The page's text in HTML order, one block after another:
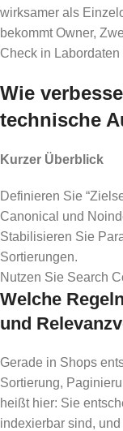
wirksamer als
bekommt Owner,
Check in
Wie
technische
Kurzer Überblick
Definieren Sie
Canonical und
Stabilisieren Sie
Sortierungen.
Nutzen Sie Search
Welche
und
Gerade in Shops
Sortierung,
heißt hier: Sie
indexierbar sind,